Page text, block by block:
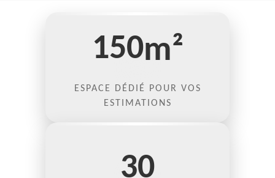
150m²
ESPACE DÉDIÉ POUR VOS
ESTIMATIONS
30